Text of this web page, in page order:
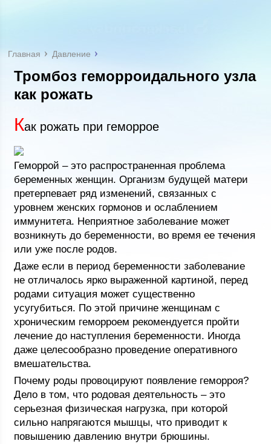
Главная Давление
Тромбоз геморроидального узла
как рожать
Как рожать при геморрое
Геморрой – это распространенная проблема
беременных женщин. Организм будущей матери
претерпевает ряд изменений, связанных с
уровнем женских гормонов и ослаблением
иммунитета. Неприятное заболевание может
возникнуть до беременности, во время ее течения
или уже после родов.
Даже если в период беременности заболевание
не отличалось ярко выраженной картиной, перед
родами ситуация может существенно
усугубиться. По этой причине женщинам с
хроническим геморроем рекомендуется пройти
лечение до наступления беременности. Иногда
даже целесообразно проведение оперативного
вмешательства.
Почему роды провоцируют появление геморроя?
Дело в том, что родовая деятельность – это
серьезная физическая нагрузка, при которой
сильно напрягаются мышцы, что приводит к
повышению давлению внутри брюшины.